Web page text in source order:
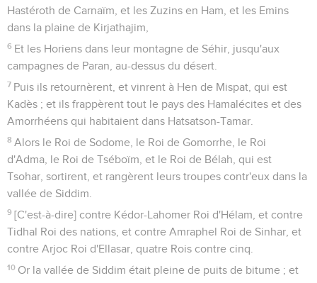
Hastéroth de Carnaïm, et les Zuzins en Ham, et les Emins
dans la plaine de Kirjathajim,
6 Et les Horiens dans leur montagne de Séhir, jusqu'aux
campagnes de Paran, au-dessus du désert.
7 Puis ils retournèrent, et vinrent à Hen de Mispat, qui est
Kadès ; et ils frappèrent tout le pays des Hamalécites et des
Amorrhéens qui habitaient dans Hatsatson-Tamar.
8 Alors le Roi de Sodome, le Roi de Gomorrhe, le Roi
d'Adma, le Roi de Tséboïm, et le Roi de Bélah, qui est
Tsohar, sortirent, et rangèrent leurs troupes contr'eux dans la
vallée de Siddim.
9 [C'est-à-dire] contre Kédor-Lahomer Roi d'Hélam, et contre
Tidhal Roi des nations, et contre Amraphel Roi de Sinhar, et
contre Arjoc Roi d'Ellasar, quatre Rois contre cinq.
10 Or la vallée de Siddim était pleine de puits de bitume ; et